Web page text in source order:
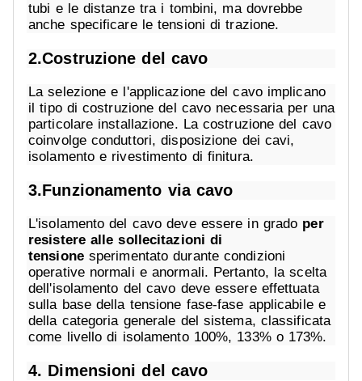
tubi e le distanze tra i tombini, ma dovrebbe
anche specificare le tensioni di trazione.
2.Costruzione del cavo
La selezione e l'applicazione del cavo implicano
il tipo di costruzione del cavo necessaria per una
particolare installazione. La costruzione del cavo
coinvolge conduttori, disposizione dei cavi,
isolamento e rivestimento di finitura.
3.Funzionamento via cavo
L'isolamento del cavo deve essere in grado per
resistere alle sollecitazioni di
tensionesperimentato durante condizioni
operative normali e anormali. Pertanto, la scelta
dell'isolamento del cavo deve essere effettuata
sulla base della tensione fase-fase applicabile e
della categoria generale del sistema, classificata
come livello di isolamento 100%, 133% o 173%.
4. Dimensioni del cavo